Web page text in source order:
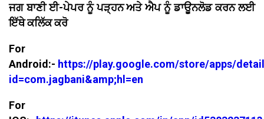
ਜਗ ਬਾਣੀ ਈ-ਪੇਪਰ ਨੂੰ ਪੜ੍ਹਨ ਅਤੇ ਐਪ ਨੂੰ ਡਾਊਨਲੋਡ ਕਰਨ ਲਈ
ਇੱਥੇ ਕਲਿੱਕ ਕਰੋ
For
Android:- https://play.google.com/store/apps/
id=com.jagbani&amp;hl=en
For